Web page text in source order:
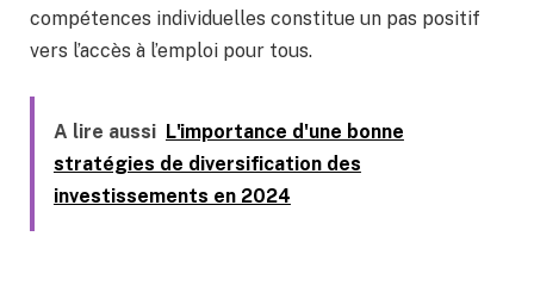
compétences individuelles constitue un pas positif
vers l’accès à l’emploi pour tous.
A lire aussi L'importance d'une bonne
stratégies de diversification des
investissements en 2024